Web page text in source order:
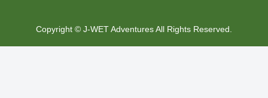
Copyright © J-WET Adventures All Rights Reserved.